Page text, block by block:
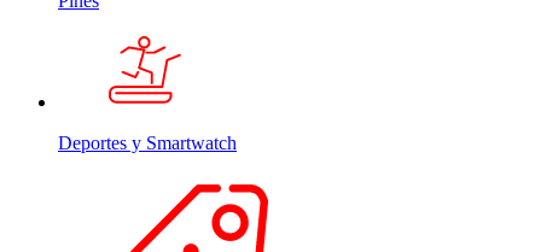
Deportes y Smartwatch